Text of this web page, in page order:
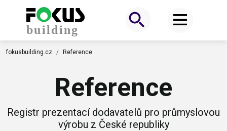
fokusbuilding.cz Reference
Reference
Registr prezentací dodavatelů pro průmyslovou
výrobu z České republiky